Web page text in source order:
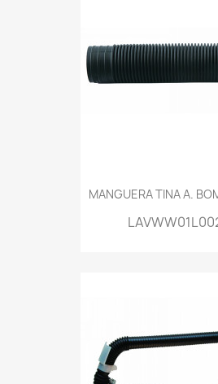
MANGUERA TINA A.